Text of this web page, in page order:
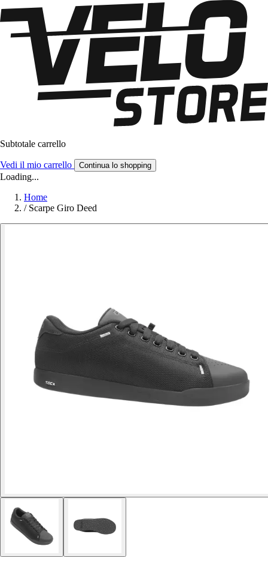
Subtotale carrello
Vedi il mio carrello Continua lo shopping
Loading...
Home
/ Scarpe Giro Deed